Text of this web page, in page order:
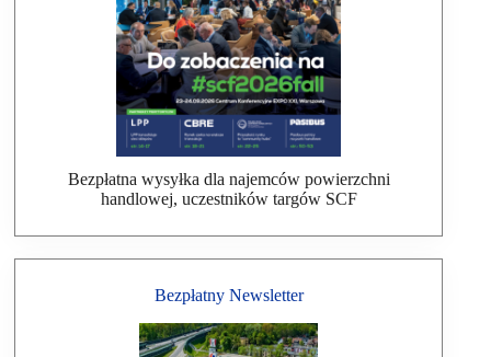
Bezpłatna wysyłka dla najemców powierzchni
handlowej, uczestników targów SCF
Bezpłatny Newsletter